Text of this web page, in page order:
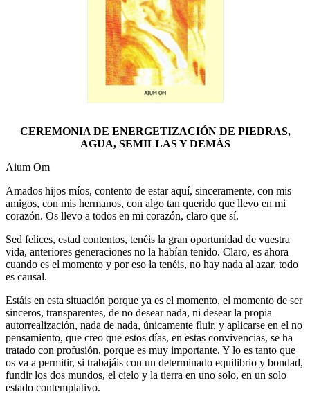
CEREMONIA DE ENERGETIZACIÓN DE PIEDRAS,
AGUA, SEMILLAS Y DEMÁS
Aium Om
Amados hijos míos, contento de estar aquí, sinceramente, con mis
amigos, con mis hermanos, con algo tan querido que llevo en mi
corazón. Os llevo a todos en mi corazón, claro que sí.
Sed felices, estad contentos, tenéis la gran oportunidad de vuestra
vida, anteriores generaciones no la habían tenido. Claro, es ahora
cuando es el momento y por eso la tenéis, no hay nada al azar, todo
es causal.
Estáis en esta situación porque ya es el momento, el momento de ser
sinceros, transparentes, de no desear nada, ni desear la propia
autorrealización, nada de nada, únicamente fluir, y aplicarse en el no
pensamiento, que creo que estos días, en estas convivencias, se ha
tratado con profusión, porque es muy importante. Y lo es tanto que
os va a permitir, si trabajáis con un determinado equilibrio y bondad,
fundir los dos mundos, el cielo y la tierra en uno solo, en un solo
estado contemplativo.